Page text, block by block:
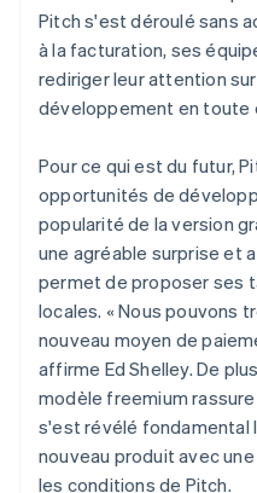
Pitch s'est déroulé sans
à la facturation, ses
rediriger leur attention
développement en toute
Pour ce qui est du futur,
opportunités de
popularité de la version
une agréable surprise et
permet de proposer ses
locales. « Nous pouvons
nouveau moyen de
affirme Ed Shelley. De
modèle freemium
s'est révélé fondamental
nouveau produit avec
les conditions de Pitch.